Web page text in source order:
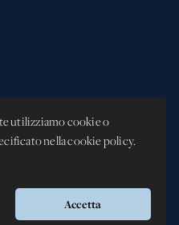
utilizziamo cookie o
nella cookie policy.
Accetta